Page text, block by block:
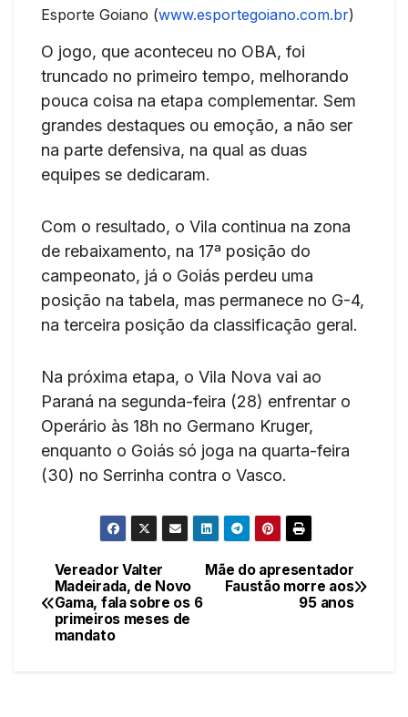
Esporte Goiano (www.esportegoiano.com.br)
O jogo, que aconteceu no OBA, foi
truncado no primeiro tempo, melhorando
pouca coisa na etapa complementar. Sem
grandes destaques ou emoção, a não ser
na parte defensiva, na qual as duas
equipes se dedicaram.
Com o resultado, o Vila continua na zona
de rebaixamento, na 17ª posição do
campeonato, já o Goiás perdeu uma
posição na tabela, mas permanece no G-4,
na terceira posição da classificação geral.
Na próxima etapa, o Vila Nova vai ao
Paraná na segunda-feira (28) enfrentar o
Operário às 18h no Germano Kruger,
enquanto o Goiás só joga na quarta-feira
(30) no Serrinha contra o Vasco.
Navegação
de
Mãe do apresentador
Faustão morre aos
95 anos
Vereador Valter
Madeirada, de Novo
Gama, fala sobre os 6
primeiros meses de
mandato